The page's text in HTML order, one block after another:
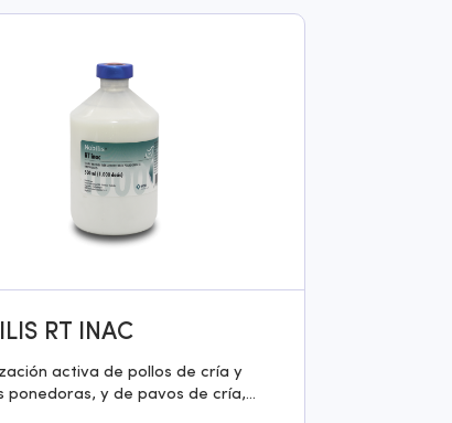
RT INAC
activa de pollos de cría y
ponedoras, y de pavos de cría,...